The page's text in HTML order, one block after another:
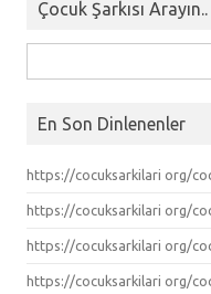
Çocuk Şarkısı Arayın..
En Son Dinlenenler
https://cocuksarkilari org/
https://cocuksarkilari org/
https://cocuksarkilari org/
https://cocuksarkilari org/